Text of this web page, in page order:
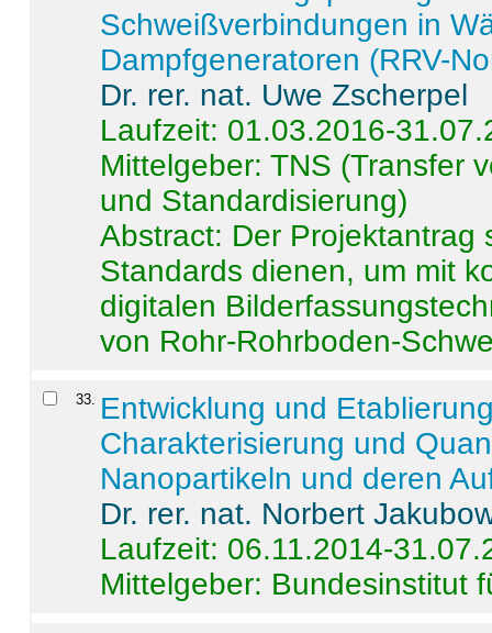
Schweißverbindungen in
Dampfgeneratoren (RRV-
Dr. rer. nat. Uwe Zscherpel
Laufzeit: 01.03.2016-
Mittelgeber: TNS (Transfer
und Standardisierung)
Abstract: Der Projektantrag
Standards dienen, um mit
digitalen
von Rohr-Rohrboden-
33. Entwicklung und
Charakterisierung und
Nanopartikeln und deren
Dr. rer. nat. Norbert
Laufzeit: 06.11.2014-
Mittelgeber: Bundesinstitut